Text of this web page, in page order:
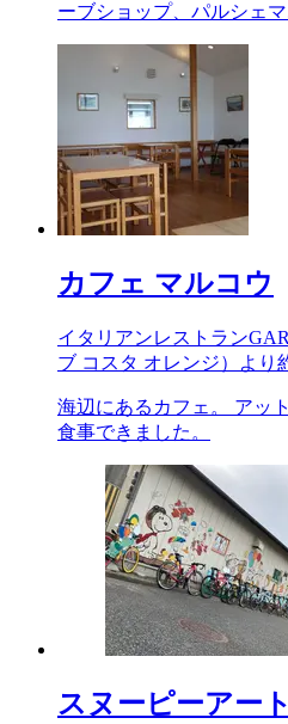
ーブショップ、パルシェマ
カフェ マルコウ
イタリアンレストラン
ブ コスタ オレンジ）より
海辺にあるカフェ。 アッ
食事できました。
スヌーピーアート